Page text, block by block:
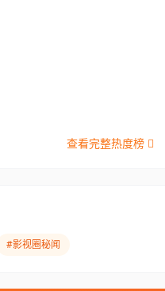
查看完整热度榜
#影视圈秘闻